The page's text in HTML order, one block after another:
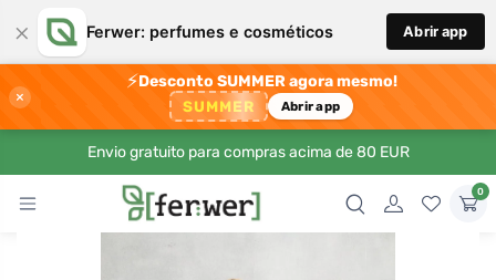
× Ferwer: perfumes e cosméticos Abrir app
×
⚡Desconto SUMMER agora mesmo!
SUMMER Abrir app
Envio gratuito para compras acima de 80 EUR
0